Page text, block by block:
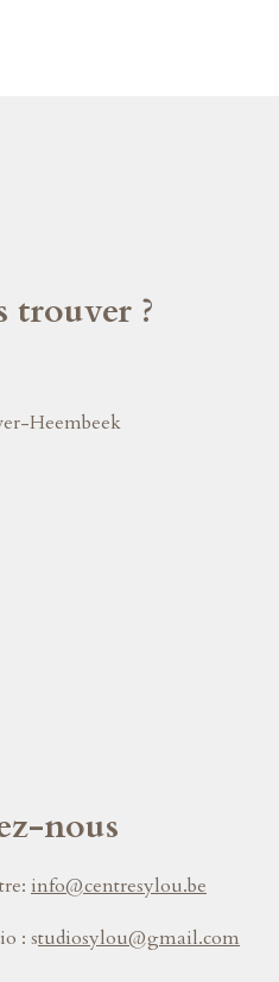
trouver ?
Heembeek
nous
info@centresylou.be
: studiosylou@gmail.com